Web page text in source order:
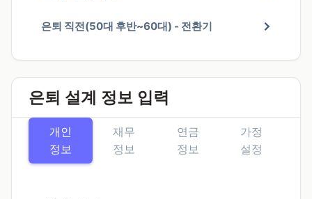
은퇴 직전(50대 후반~60대) - 전환기
은퇴 설계 정보 입력
개인
정보
재무
정보
연금
정보
가정
설정